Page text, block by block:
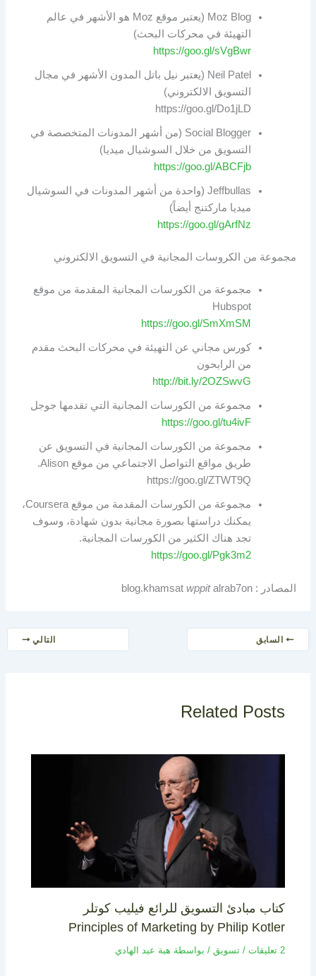
Moz Blog (يعتبر موقع Moz هو الأشهر في عالم
التهيئة في محركات البحث)
https://goo.gl/sVgBwr
Neil Patel (يعتبر نيل باتل المدون الأشهر في مجال
التسويق الالكتروني)
https://goo.gl/Do1jLD
Social Blogger (من أشهر المدونات المتخصصة في
التسويق من خلال السوشيال ميديا)
https://goo.gl/ABCFjb
Jeffbullas (واحدة من أشهر المدونات في السوشيال
ميديا ماركتنج أيضاً)
https://goo.gl/gArfNz
مجموعة من الكروسات المجانية في التسويق الالكتروني
مجموعة من الكورسات المجانية المقدمة من موقع
Hubspot
https://goo.gl/SmXmSM
كورس مجاني عن التهيئة في محركات البحث مقدم
من الرابحون
http://bit.ly/2OZSwvG
مجموعة من الكورسات المجانية التي تقدمها جوجل
https://goo.gl/tu4ivF
مجموعة من الكورسات المجانية في التسويق عن
طريق مواقع التواصل الاجتماعي من موقع Alison.
https://goo.gl/ZTWT9Q
مجموعة من الكورسات المقدمة من موقع Coursera،
يمكنك دراستها بصورة مجانية بدون شهادة، وسوف
تجد هناك الكثير من الكورسات المجانية.
https://goo.gl/Pgk3m2
المصادر : blog.khamsat wppitalrab7on
السابق التالي
Related Posts
كتاب مبادئ التسويق للرائع فيليب كوتلر
Principles of Marketing by Philip Kotler
2 تعليقات /تسويق / بواسطة هبة عبد الهادي